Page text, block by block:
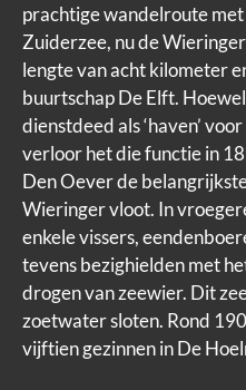
prachtige wandelroute
Zuiderzee, nu de
lengte van acht kilometer
buurtschap De Elft.
dienstdeed als ‘haven’
verloor het die functie in
Den Oever de
Wieringer vloot. In
enkele vissers,
tevens bezighielden met
drogen van zeewier. Dit
zoetwater sloten. Rond
vijftien gezinnen in De